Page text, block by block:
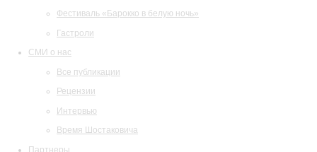
Фестиваль «Барокко в белую ночь»
Гастроли
СМИ о нас
Все публикации
Рецензии
Интервью
Время Шостаковича
Партнеры